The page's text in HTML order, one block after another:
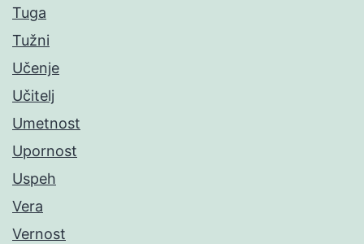
Tuga
Tužni
Učenje
Učitelj
Umetnost
Upornost
Uspeh
Vera
Vernost